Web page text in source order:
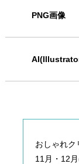
PNG画像
おしゃれク
11月・12